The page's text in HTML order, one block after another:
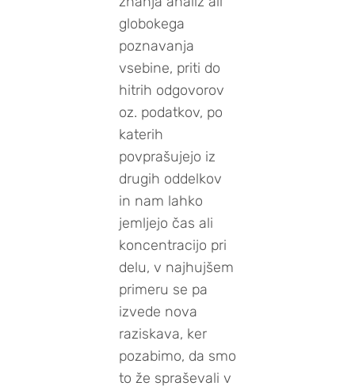
globokega
poznavanja
vsebine, priti do
hitrih odgovorov
oz. podatkov, po
katerih
povprašujejo iz
drugih oddelkov
in nam lahko
jemljejo čas ali
koncentracijo pri
delu, v najhujšem
primeru se pa
izvede nova
raziskava, ker
pozabimo, da smo
to že spraševali v